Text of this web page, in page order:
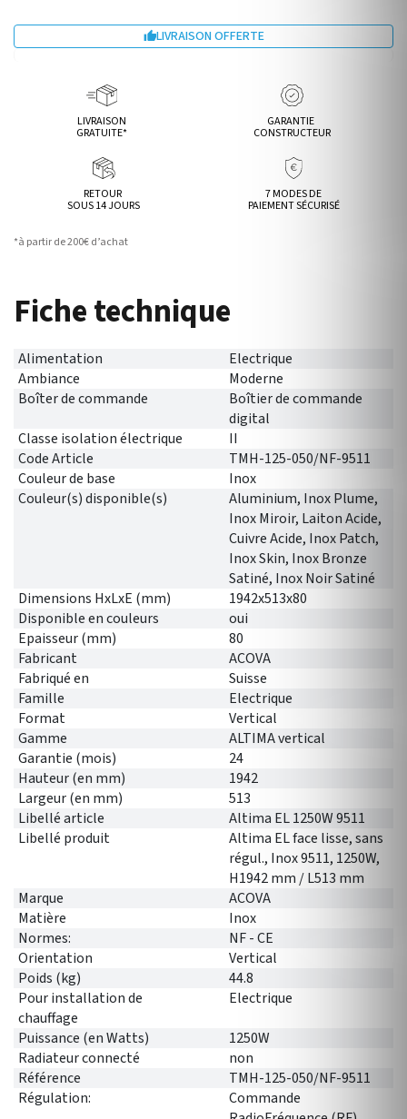
LIVRAISON OFFERTE
LIVRAISON
GRATUITE*
GARANTIE
CONSTRUCTEUR
RETOUR
SOUS 14 JOURS
7 MODES DE
PAIEMENT SÉCURISÉ
*à partir de 200€ d’achat
Fiche technique
Alimentation
Electrique
Ambiance
Moderne
Boîter de commande
Boîtier de commande
digital
Classe isolation électrique
II
Code Article
TMH-125-050/NF-9511
Couleur de base
Inox
Couleur(s) disponible(s)
Aluminium, Inox Plume,
Inox Miroir, Laiton Acide,
Cuivre Acide, Inox Patch,
Inox Skin, Inox Bronze
Satiné, Inox Noir Satiné
Dimensions HxLxE (mm)
1942x513x80
Disponible en couleurs
oui
Epaisseur (mm)
80
Fabricant
ACOVA
Fabriqué en
Suisse
Famille
Electrique
Format
Vertical
Gamme
ALTIMA vertical
Garantie (mois)
24
Hauteur (en mm)
1942
Largeur (en mm)
513
Libellé article
Altima EL 1250W 9511
Libellé produit
Altima EL face lisse, sans
régul., Inox 9511, 1250W,
H1942 mm / L513 mm
Marque
ACOVA
Matière
Inox
Normes:
NF - CE
Orientation
Vertical
Poids (kg)
44.8
Pour installation de
chauffage
Electrique
Puissance (en Watts)
1250W
Radiateur connecté
non
Référence
TMH-125-050/NF-9511
Régulation:
Commande